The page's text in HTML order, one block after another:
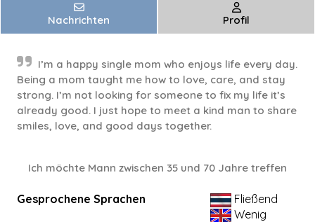
Nachrichten Profil
I’m a happy single mom who enjoys life every day.
Being a mom taught me how to love, care, and stay
strong. I’m not looking for someone to fix my life it’s
already good. I just hope to meet a kind man to share
smiles, love, and good days together.
Ich möchte Mann zwischen 35 und 70 Jahre treffen
Gesprochene Sprachen
Fließend
Wenig